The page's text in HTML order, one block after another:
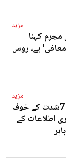
مزید
مجرم کہنا
معافی' ہے، روس
مزید
نیوز الرٹ جاپان میں 7۰3شدت کے خوف
اطلاعات کے